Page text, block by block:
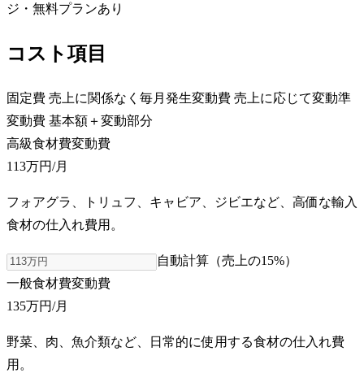
ジ・無料プランあり
コスト項目
固定費 売上に関係なく毎月発生変動費 売上に応じて変動準
変動費 基本額＋変動部分
高級食材費変動費
113万円/月
フォアグラ、トリュフ、キャビア、ジビエなど、高価な輸入
食材の仕入れ費用。
自動計算（売上の15%）
一般食材費変動費
135万円/月
野菜、肉、魚介類など、日常的に使用する食材の仕入れ費
用。